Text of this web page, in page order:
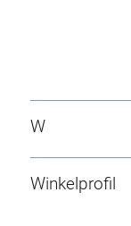
W
Winkelprofil